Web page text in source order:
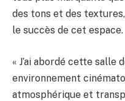
des tons et des
le succès de cet espace.
« J’ai abordé cette salle
environnement
atmosphérique et